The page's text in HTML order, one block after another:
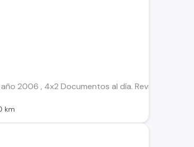
2006 , 4x2 Documentos al día. Revisión
km